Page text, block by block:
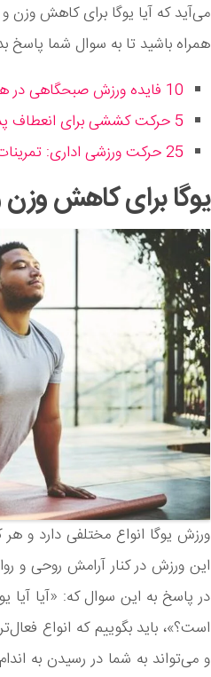
می‌آید که آیا یوگا برای کاهش وزن
همراه باشید تا به سوال شما پاسخ
10 فایده ورزش صبحگاهی در هوای آزاد برای تضمین سلامتی شما
5 حرکت کششی برای انعطاف پذیری بیشتر هنگام لمس زمین در خم شدن رو به جلو
25 حرکت ورزشی اداری: تمرینات فول بادی برای حفظ سلامتی پشت میز در محیط کار
یوگا برای کاهش
ورزش یوگا انواع مختلفی دارد و
این ورزش در کنار آرامش روحی و
در پاسخ به این سوال که: «آیا
است؟»، باید بگوییم که انواع
و می‌تواند به شما در رسیدن به